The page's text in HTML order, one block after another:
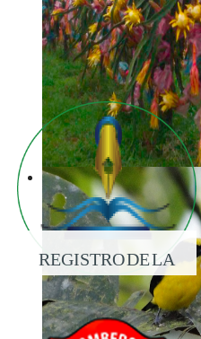
REGISTRO DE LA
PROPIEDAD